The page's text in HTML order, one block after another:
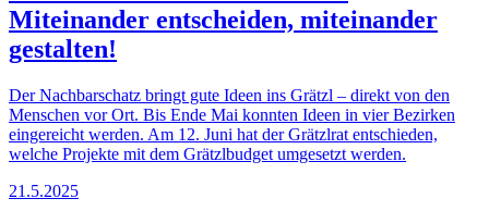
Miteinander entscheiden, miteinander
gestalten!
Der Nachbarschatz bringt gute Ideen ins Grätzl – direkt von den
Menschen vor Ort. Bis Ende Mai konnten Ideen in vier Bezirken
eingereicht werden. Am 12. Juni hat der Grätzlrat entschieden,
welche Projekte mit dem Grätzlbudget umgesetzt werden.
21.5.2025